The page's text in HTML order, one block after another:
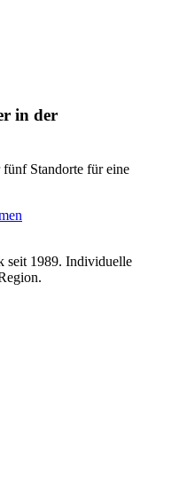
in der
fünf Standorte für eine
seit 1989. Individuelle